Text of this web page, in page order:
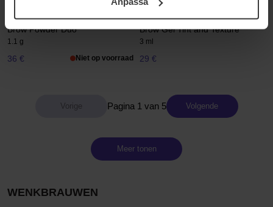
samt vår Integritetspolicy.
Glo Skin Beauty
Brow Powder Duo
1.1 g
36 € Niet op voorraad
ICONIC London
Brow Gel Tint and Texture
3 ml
29 €
Pagina 1 van 5 Volgende
Meer tonen
WENKBRAUWEN